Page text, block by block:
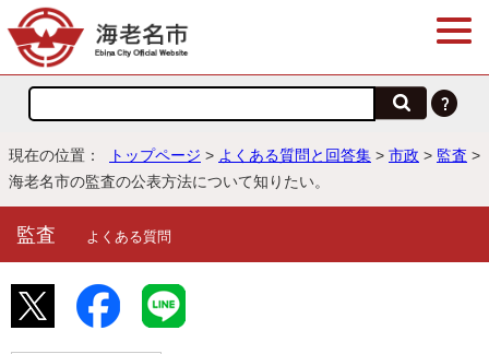
現在の位置： トップページ > よくある質問と回答集 > 市政 > 監査 >
海老名市の監査の公表方法について知りたい。
監査 よくある質問